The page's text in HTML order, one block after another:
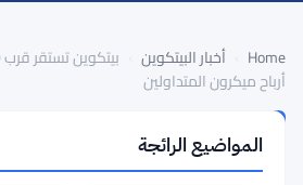
Home أخبار البيتكوين
أرباح ميكرون المتداولين
البيتكوين
المواضيع الرائجة